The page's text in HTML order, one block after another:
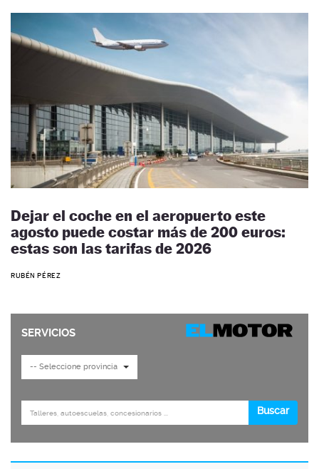
Dejar el coche en el aeropuerto este
agosto puede costar más de 200 euros:
estas son las tarifas de 2026
RUBÉN PÉREZ